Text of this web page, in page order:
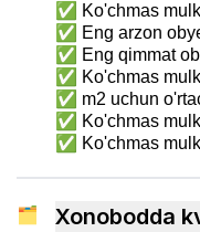
✅ Ko'chmas
✅ Eng arzon
✅ Eng qimmat
✅ Ko'chmas
✅ m2 uchun
✅ Ko'chmas
✅ Ko'chmas
🗂
Xonobodda